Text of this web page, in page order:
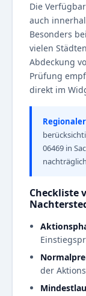
Die
auch
Besonders
vielen
Abdeckung
Prüfung
direkt im
06469 in
Checkliste
der